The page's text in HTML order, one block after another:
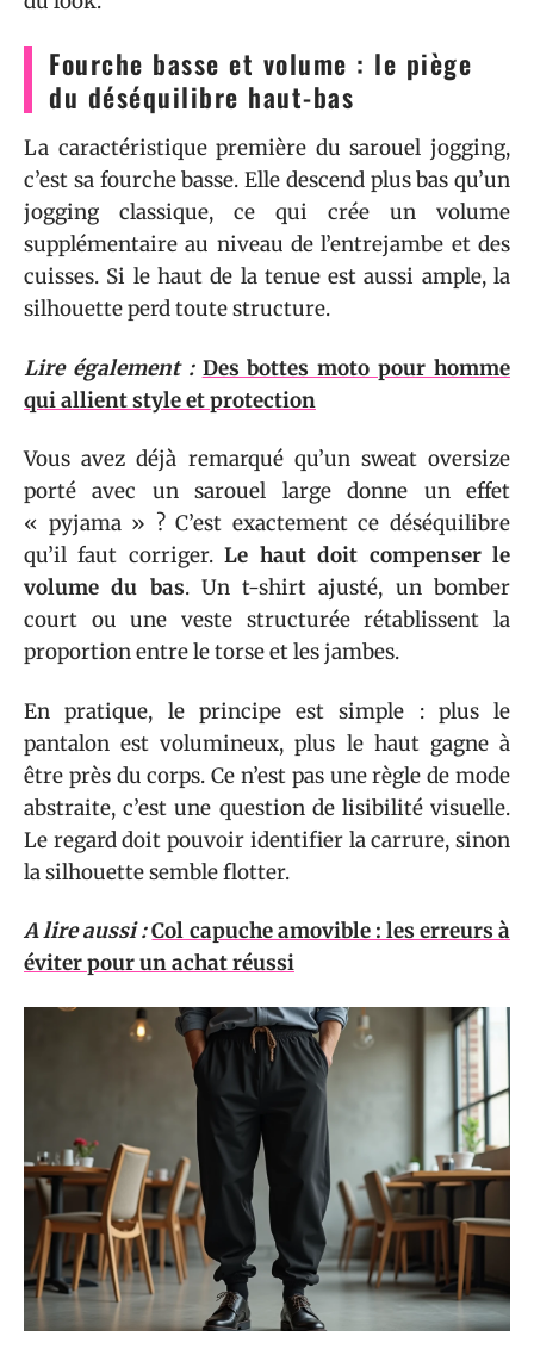
Fourche basse et volume : le piège
du déséquilibre haut-bas
La caractéristique première du sarouel jogging,
c’est sa fourche basse. Elle descend plus bas qu’un
jogging classique, ce qui crée un volume
supplémentaire au niveau de l’entrejambe et des
cuisses. Si le haut de la tenue est aussi ample, la
silhouette perd toute structure.
Lire également : Des bottes moto pour homme
qui allient style et protection
Vous avez déjà remarqué qu’un sweat oversize
porté avec un sarouel large donne un effet
« pyjama » ? C’est exactement ce déséquilibre
qu’il faut corriger.Le haut doit compenser le
volume du bas. Un t-shirt ajusté, un bomber
court ou une veste structurée rétablissent la
proportion entre le torse et les jambes.
En pratique, le principe est simple : plus le
pantalon est volumineux, plus le haut gagne à
être près du corps. Ce n’est pas une règle de mode
abstraite, c’est une question de lisibilité visuelle.
Le regard doit pouvoir identifier la carrure, sinon
la silhouette semble flotter.
A lire aussi :Col capuche amovible : les erreurs à
éviter pour un achat réussi